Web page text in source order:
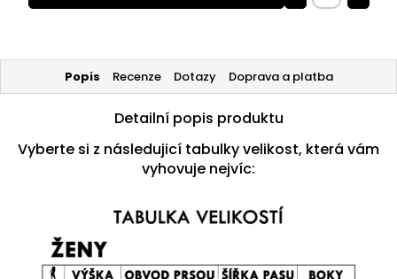
Popis Recenze Dotazy Doprava a platba
Detailní popis produktu
Vyberte si z následujicí tabulky velikost, která vám
vyhovuje nejvíc: